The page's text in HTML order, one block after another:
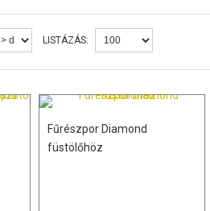
LISTÁZÁS:
Fűrészpor Diamond
füstölőhöz